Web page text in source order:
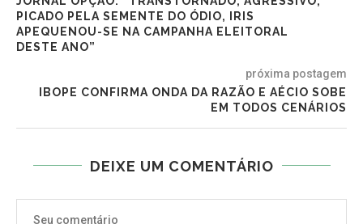
PICADO PELA SEMENTE DO ÓDIO, IRIS
APEQUENOU-SE NA CAMPANHA ELEITORAL
DESTE ANO”
próxima postagem
IBOPE CONFIRMA ONDA DA RAZÃO E AÉCIO SOBE
EM TODOS CENÁRIOS
DEIXE UM COMENTÁRIO